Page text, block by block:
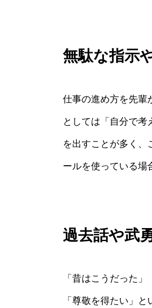
無駄な指示
仕事の進め方を先輩
としては「自分で考
を出すことが多く、
ールを使っている場
過去話や武
「昔はこうだった
「尊敬を得たい」